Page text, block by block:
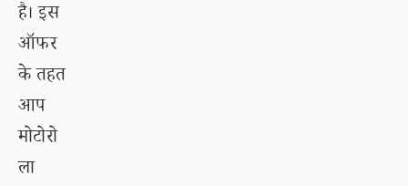
है। इस
ऑफर
के तहत
आप
मोटोरो
ला